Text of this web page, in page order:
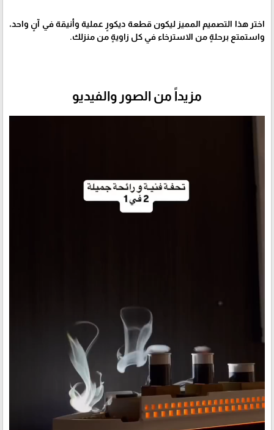
اختر هذا التصميم المميز ليكون قطعة ديكورٍ عملية وأنيقة في آنٍ واحد،
واستمتع برحلةٍ من الاسترخاء في كل زاويةٍ من منزلك.
مزيداً من الصور والفيديو